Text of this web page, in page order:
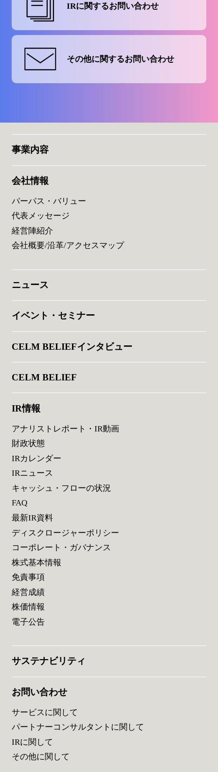
IRに関するお問い合わせ
その他に関するお問い合わせ
事業内容
会社情報
パーパス・バリュー
代表メッセージ
経営陣紹介
会社概要/沿革/アクセスマップ
ニュース
イベント・セミナー
CELM BELIEFインタビュー
CELM BELIEF
IR情報
アナリストレポート・IR動画
財政状態
IRカレンダー
IRニュース
キャッシュ・フローの状況
FAQ
最新IR資料
ディスクロージャーポリシー
コーポレート・ガバナンス
株式基本情報
免責事項
経営成績
株価情報
電子公告
サステナビリティ
お問い合わせ
サービスに関して
パートナーコンサルタントに関して
IRに関して
その他に関して